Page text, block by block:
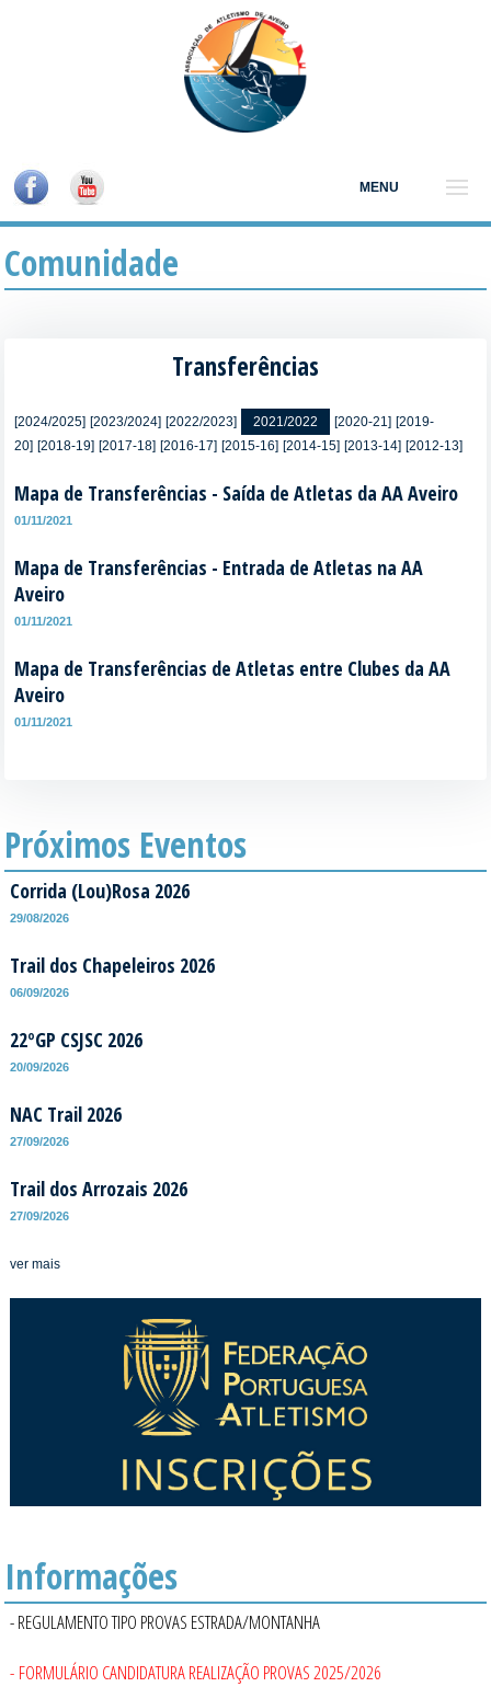
MENU
Comunidade
Transferências
[2024/2025] [2023/2024] [2022/2023] 2021/2022 [2020-21] [2019-
20] [2018-19] [2017-18] [2016-17] [2015-16] [2014-15] [2013-14] [2012-13]
Mapa de Transferências - Saída de Atletas da AA Aveiro
01/11/2021
Mapa de Transferências - Entrada de Atletas na AA
Aveiro
01/11/2021
Mapa de Transferências de Atletas entre Clubes da AA
Aveiro
01/11/2021
Próximos Eventos
Corrida (Lou)Rosa 2026
29/08/2026
Trail dos Chapeleiros 2026
06/09/2026
22ºGP CSJSC 2026
20/09/2026
NAC Trail 2026
27/09/2026
Trail dos Arrozais 2026
27/09/2026
ver mais
Informações
- REGULAMENTO TIPO PROVAS ESTRADA/MONTANHA
- FORMULÁRIO CANDIDATURA REALIZAÇÃO PROVAS 2025/2026